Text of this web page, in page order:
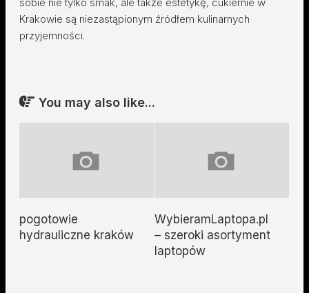
Krakowie są niezastąpionym źródłem kulinarnych
przyjemności.
You may also like...
pogotowie
hydrauliczne kraków
WybieramLaptopa.pl
– szeroki asortyment
laptopów